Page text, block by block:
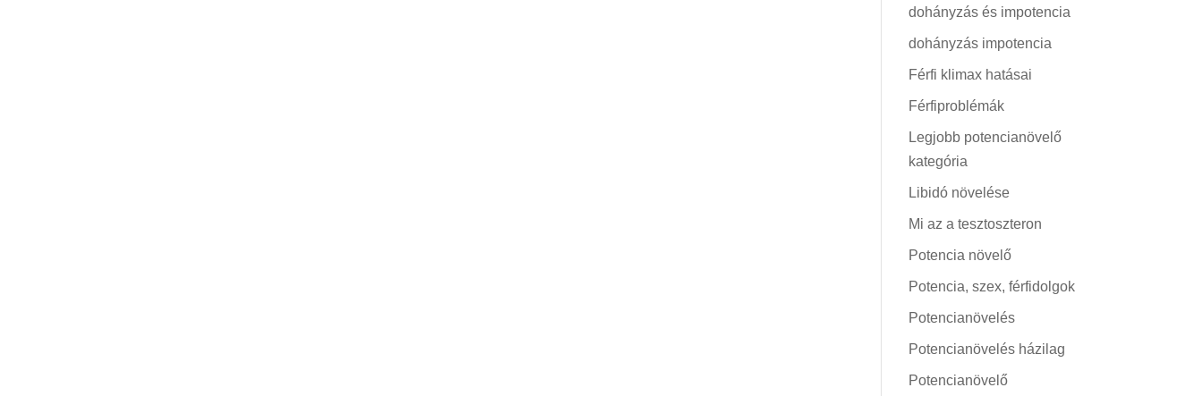
dohányzás és impotencia
dohányzás impotencia
Férfi klimax hatásai
Férfiproblémák
Legjobb potencianövelő
kategória
Libidó növelése
Mi az a tesztoszteron
Potencia növelő
Potencia, szex, férfidolgok
Potencianövelés
Potencianövelés házilag
Potencianövelő